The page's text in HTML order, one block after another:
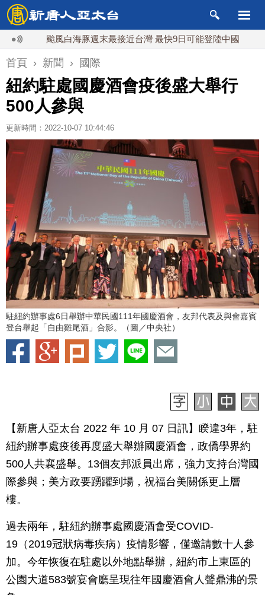
颱風白海豚週末最接近台灣 最快9日可能登陸中國 台灣漢
首頁 › 新聞 › 國際
紐約駐處國慶酒會疫後盛大舉行
500人參與
更新時間：2022-10-07 10:44:46
駐紐約辦事處6日舉辦中華民國111年國慶酒會，友邦代表及與會嘉賓
登台舉起「自由雞尾酒」合影。（圖／中央社）
【新唐人亞太台 2022 年 10 月 07 日訊】睽違3年，駐
紐約辦事處疫後再度盛大舉辦國慶酒會，政僑學界約
500人共襄盛舉。13個友邦派員出席，強力支持台灣國
際參與；美方政要踴躍到場，祝福台美關係更上層
樓。
過去兩年，駐紐約辦事處國慶酒會受COVID-
19（2019冠狀病毒疾病）疫情影響，僅邀請數十人參
加。今年恢復在駐處以外地點舉辦，紐約市上東區的
公園大道583號宴會廳呈現往年國慶酒會人聲鼎沸的景